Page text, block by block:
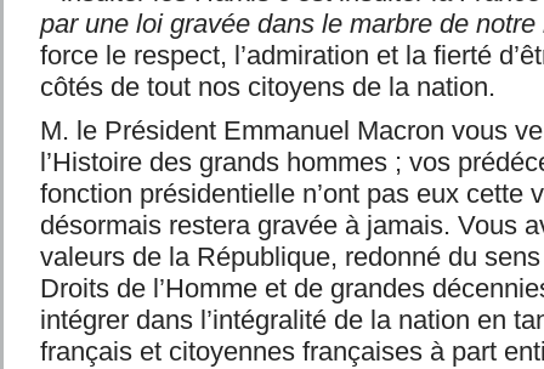
par une loi gravée dans le marbre de
force le respect, l’admiration et la fierté
côtés de tout nos citoyens de la nation.
M. le Président Emmanuel Macron vous
l’Histoire des grands hommes ; vos
fonction présidentielle n’ont pas eux cette
désormais restera gravée à jamais. Vous
valeurs de la République, redonné du
Droits de l’Homme et de grandes
intégrer dans l’intégralité de la nation en
français et citoyennes françaises à part